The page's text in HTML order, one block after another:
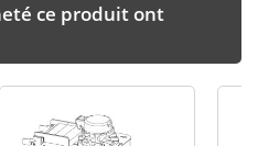
ce produit ont